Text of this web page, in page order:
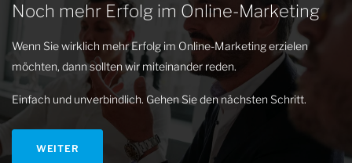
Noch mehr Erfolg im Online-Marketing
Wenn Sie wirklich mehr Erfolg im Online-Marketing erzielen
möchten, dann sollten wir miteinander reden.
Einfach und unverbindlich. Gehen Sie den nächsten Schritt.
WEITER